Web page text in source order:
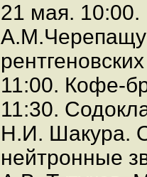
21 мая. 10:00.
11:00. Кофе-
11:30.
Н.И. Шакура.
нейтронные